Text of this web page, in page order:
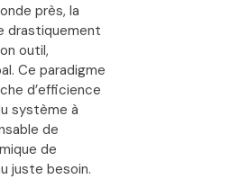
près, la
drastiquement
outil,
Ce paradigme
d’efficience
système à
de
de
juste besoin.